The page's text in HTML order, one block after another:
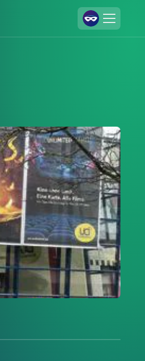
Datenschutzerklärung
Datenschutzeinstellungen